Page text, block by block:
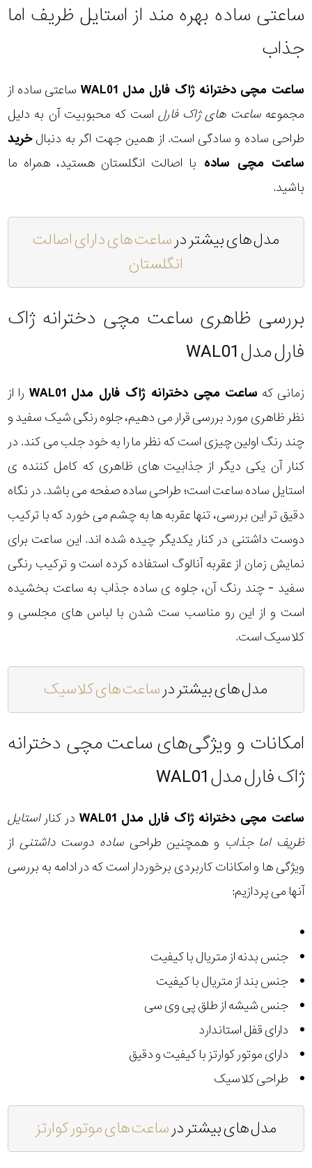
ساعتی ساده بهره مند از استایل ظریف اما
جذاب
ساعت مچی دخترانه ژاک فارل مدل WAL01
ساعتی ساده از
مجموعهساعت های ژاک فارل است که محبوبیت آن به دلیل
طراحی ساده و سادگی است. از همین جهت اگر به دنبالخرید
ساعت مچی ساده با اصالت انگلستان هستید، همراه ما
باشید.
مدل های بیشتر درساعت های دارای اصالت
انگلستان
بررسی ظاهری ساعت مچی دخترانه ژاک
فارل مدل WAL01
زمانی که ساعت مچی دخترانه ژاک فارل مدل WAL01
را از
نظر ظاهری مورد بررسی قرار می دهیم، جلوه رنگی شیک سفید و
چند رنگ اولین چیزی است که نظر ما را به خود جلب می کند. در
کنار آن یکی دیگر از جذابیت های ظاهری که کامل کننده ی
استایل ساده ساعت است؛ طراحی ساده صفحه می باشد. در نگاه
دقیق تر این بررسی، تنها عقربه ها به چشم می خورد که با ترکیب
دوست داشتنی در کنار یکدیگر چیده شده اند. این ساعت برای
نمایش زمان از عقربه آنالوگ استفاده کرده است و ترکیب رنگی
سفید - چند رنگ آن، جلوه ی ساده جذاب به ساعت بخشیده
است و از این رو مناسب ست شدن با لباس های مجلسی و
کلاسیک است.
مدل های بیشتر درساعت های کلاسیک
امکانات و ویژگی‌های ساعت مچی دخترانه
ژاک فارل مدل WAL01
ساعت مچی دخترانه ژاک فارل مدل WAL01 در کناراستایل
ظریف اما جذاب و همچنین طراحی ساده دوست داشتنی از
ویژگی ها و امکانات کاربردی برخوردار است که در ادامه به بررسی
آنها می پردازیم:
جنس بدنه از متریال با کیفیت
جنس بند از متریال با کیفیت
جنس شیشه از طلق پی وی سی
دارای قفل استاندارد
دارای موتور کوارتز با کیفیت و دقیق
طراحی کلاسیک
مدل های بیشتر درساعت های موتور کوارتز